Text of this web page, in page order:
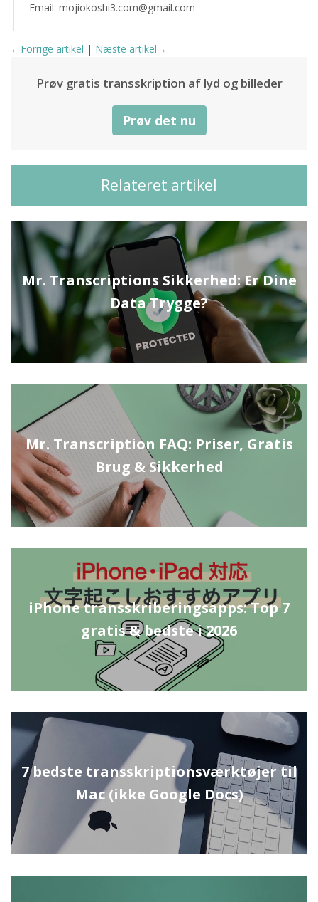
Email: mojiokoshi3.com@gmail.com
←Forrige artikel | Næste artikel→
Prøv gratis transskription af lyd og billeder
Prøv det nu
Relateret artikel
Mr. Transcriptions Sikkerhed: Er Dine
Data Trygge?
Mr. Transcription FAQ: Priser, Gratis
Brug & Sikkerhed
iPhone transskriberingsapps: Top 7
gratis & bedste i 2026
7 bedste transskriptionsværktøjer til
Mac (ikke Google Docs)